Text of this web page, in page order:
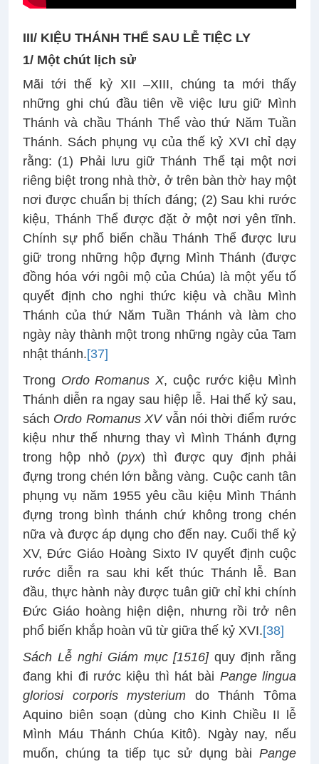
III/ KIỆU THÁNH THỂ SAU LỄ TIỆC LY
1/ Một chút lịch sử
Mãi tới thế kỷ XII –XIII, chúng ta mới thấy
những ghi chú đầu tiên về việc lưu giữ Mình
Thánh và chầu Thánh Thể vào thứ Năm Tuần
Thánh. Sách phụng vụ của thế kỷ XVI chỉ dạy
rằng: (1) Phải lưu giữ Thánh Thể tại một nơi
riêng biệt trong nhà thờ, ở trên bàn thờ hay một
nơi được chuẩn bị thích đáng; (2) Sau khi rước
kiệu, Thánh Thể được đặt ở một nơi yên tĩnh.
Chính sự phổ biến chầu Thánh Thể được lưu
giữ trong những hộp đựng Mình Thánh (được
đồng hóa với ngôi mộ của Chúa) là một yếu tố
quyết định cho nghi thức kiệu và chầu Mình
Thánh của thứ Năm Tuần Thánh và làm cho
ngày này thành một trong những ngày của Tam
nhật thánh.[37]
Trong Ordo Romanus X, cuộc rước kiệu Mình
Thánh diễn ra ngay sau hiệp lễ. Hai thế kỷ sau,
sách Ordo Romanus XV vẫn nói thời điểm rước
kiệu như thế nhưng thay vì Mình Thánh đựng
trong hộp nhỏ (pyx) thì được quy định phải
đựng trong chén lớn bằng vàng. Cuộc canh tân
phụng vụ năm 1955 yêu cầu kiệu Mình Thánh
đựng trong bình thánh chứ không trong chén
nữa và được áp dụng cho đến nay. Cuối thế kỷ
XV, Đức Giáo Hoàng Sixto IV quyết định cuộc
rước diễn ra sau khi kết thúc Thánh lễ. Ban
đầu, thực hành này được tuân giữ chỉ khi chính
Đức Giáo hoàng hiện diện, nhưng rồi trở nên
phổ biến khắp hoàn vũ từ giữa thế kỷ XVI.[38]
Sách Lễ nghi Giám mục [1516] quy định rằng
đang khi đi rước kiệu thì hát bài Pange lingua
gloriosi corporis mysterium
do Thánh Tôma
Aquino biên soạn (dùng cho Kinh Chiều II lễ
Mình Máu Thánh Chúa Kitô). Ngày nay, nếu
muốn, chúng ta tiếp tục sử dụng bài Pange